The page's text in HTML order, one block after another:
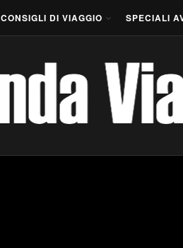
CONSIGLI DI VIAGGIO SPECIALI